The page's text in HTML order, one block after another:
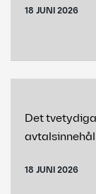
18 JUNI 2026
Det
18 JUNI 2026